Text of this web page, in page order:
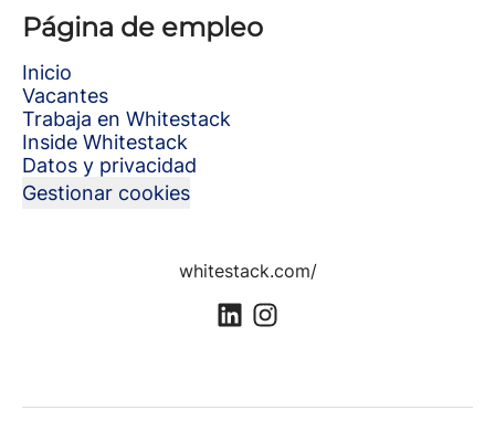
Página de empleo
Inicio
Vacantes
Trabaja en Whitestack
Inside Whitestack
Datos y privacidad
Gestionar cookies
whitestack.com/